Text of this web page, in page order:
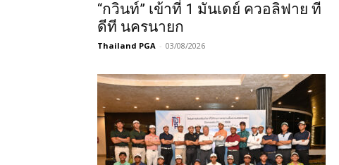
“กวินท์” เข้าที่ 1 มันเดย์ ควอลิฟาย ที
ดีที นครนายก
Thailand PGA - 03/08/2026